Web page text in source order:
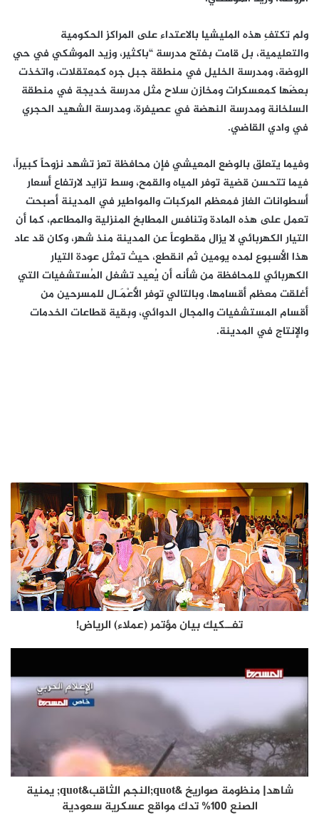
ولم تكتفِ هذه المليشيا بالاعتداء على المراكز الحكومية
والتعليمية، بل قامت بفتح مدرسة “باكثير، وزيد الموشكي في حي
الروضة، ومدرسة الخليل في منطقة جبل جره كمعتقلات، واتخذت
بعضَها كمعسكرات ومخازن سلاح مثل مدرسة خديجة في منطقة
السلخانة ومدرسة النهضة في عصيفرة، ومدرسة الشهيد الحجري
في وادي القاضي.
وفيما يتعلق بالوضع المعيشي فإن محافظة تعز تشهد نزوحاً كبيراً،
فيما تتحسن قضية توفر المياه والقمح، وسط تزايد لارتفاع أسعار
أسطوانات الغاز فمعظم المركبات والمواطير في المدينة أصبحت
تعمل على هذه المادة وتنافس المطابخ المنزلية والمطاعم، كما أن
التيار الكهربائي لا يزال مقطوعاً عن المدينة منذ شهر، وكان قد عاد
هذا الأسبوع لمده يومين ثم انقطع، حيث تمثل عودة التيار
الكهربائي للمحافظة من شأنه أن يُعيد تشغل المُستشفيات التي
أغلقت معظم أقسامها، وبالتالي توفر الأَعْمَـال للمسرحين من
أقسام المستشفيات والمجال الدوائي، وبقية قطاعات الخدمات
والإنتاج في المدينة.
تفــكيك بيان مؤتمر (عملاء) الرياض!
شاهد| منظومة صواريخ &quot;النجم الثاقب&quot; يمنية
الصنع 100% تدك مواقع عسكرية سعودية